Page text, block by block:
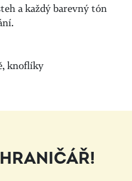
a každý barevný tón
knoflíky